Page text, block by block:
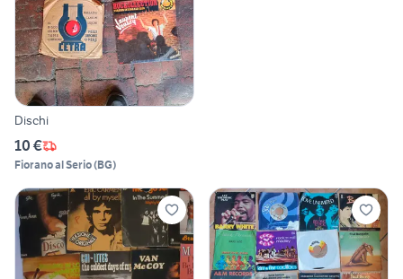
Dischi
10 €
Fiorano al Serio(BG)